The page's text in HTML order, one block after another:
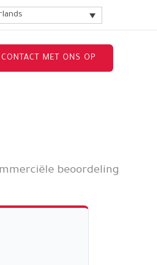
MET ONS OP
beoordeling